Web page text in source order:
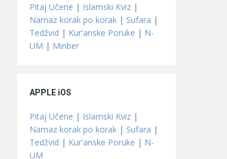
Pitaj Učene | Islamski Kviz |
Namaz korak po korak | Sufara |
Tedžvid | Kur'anske Poruke | N-
UM | Minber
APPLE iOS
Pitaj Učene | Islamski Kviz |
Namaz korak po korak | Sufara |
Tedžvid | Kur'anske Poruke | N-
UM